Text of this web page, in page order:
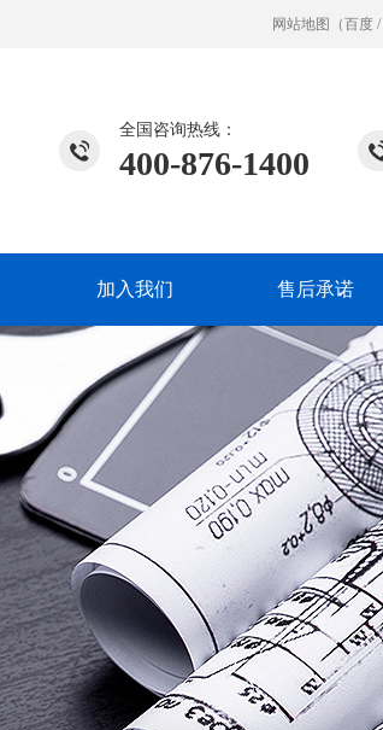
网站地图 （百度 /
全国咨询热线：
400-876-1400
加入我们 售后承诺